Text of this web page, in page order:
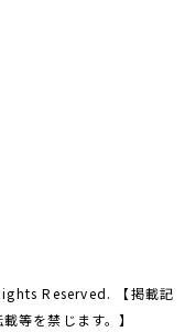
Reserved. 【掲載記
等を禁じます。】